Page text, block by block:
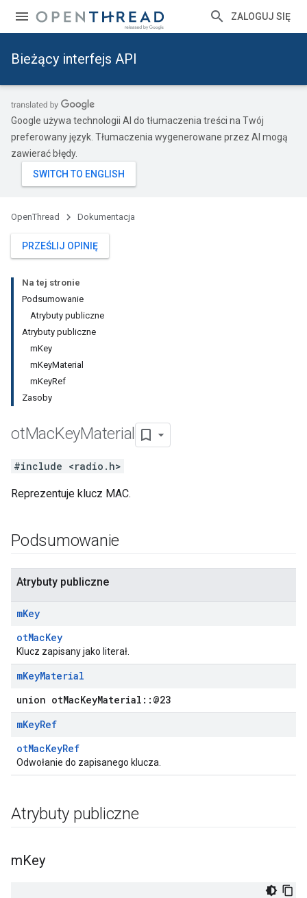
ZALOGUJ SIĘ
Bieżący interfejs API
Google używa technologii AI do tłumaczenia treści na Twój
preferowany język. Tłumaczenia wygenerowane przez AI mogą
zawierać błędy.
OpenThread Dokumentacja
PRZEŚLIJ OPINIĘ
Na tej stronie
Podsumowanie
Atrybuty publiczne
Atrybuty publiczne
mKey
mKeyMaterial
mKeyRef
Zasoby
otMacKeyMaterial
#include <radio.h>
Reprezentuje klucz MAC.
Podsumowanie
Atrybuty publiczne
mKey
otMacKey
Klucz zapisany jako literał.
mKeyMaterial
union otMacKeyMaterial::@23
mKeyRef
otMacKeyRef
Odwołanie do zapisanego klucza.
Atrybuty publiczne
mKey